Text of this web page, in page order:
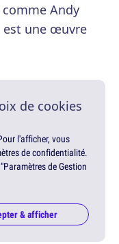
Andy
est une œuvre
de cookies
l'afficher, vous
de confidentialité.
de Gestion
& afficher